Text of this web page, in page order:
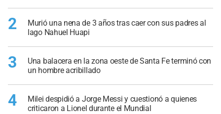
2
Murió una nena de 3 años tras caer con sus padres al
lago Nahuel Huapi
3
Una balacera en la zona oeste de Santa Fe terminó con
un hombre acribillado
4
Milei despidió a Jorge Messi y cuestionó a quienes
criticaron a Lionel durante el Mundial